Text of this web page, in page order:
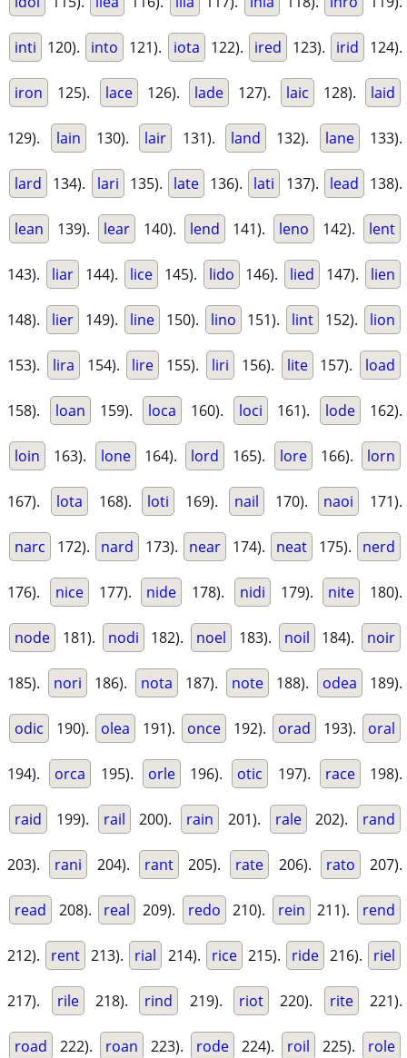
inti 120). into 121). iota 122). ired 123). irid 124).
iron 125). lace 126). lade 127). laic 128). laid
129). lain 130). lair 131). land 132). lane 133).
lard 134). lari 135). late 136). lati 137). lead 138).
lean 139). lear 140). lend 141). leno 142). lent
143). liar 144). lice 145). lido 146). lied 147). lien
148). lier 149). line 150). lino 151). lint 152). lion
153). lira 154). lire 155). liri 156). lite 157). load
158). loan 159). loca 160). loci 161). lode 162).
loin 163). lone 164). lord 165). lore 166). lorn
167). lota 168). loti 169). nail 170). naoi 171).
narc 172). nard 173). near 174). neat 175). nerd
176). nice 177). nide 178). nidi 179). nite 180).
node 181). nodi 182). noel 183). noil 184). noir
185). nori 186). nota 187). note 188). odea 189).
odic 190). olea 191). once 192). orad 193). oral
194). orca 195). orle 196). otic 197). race 198).
raid 199). rail 200). rain 201). rale 202). rand
203). rani 204). rant 205). rate 206). rato 207).
read 208). real 209). redo 210). rein 211). rend
212). rent 213). rial 214). rice 215). ride 216). riel
217). rile 218). rind 219). riot 220). rite 221).
road 222). roan 223). rode 224). roil 225). role